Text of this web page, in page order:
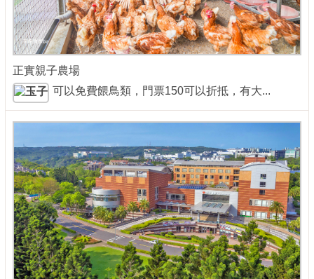
正實親子農場
可以免費餵鳥類，門票150可以折抵，有大...